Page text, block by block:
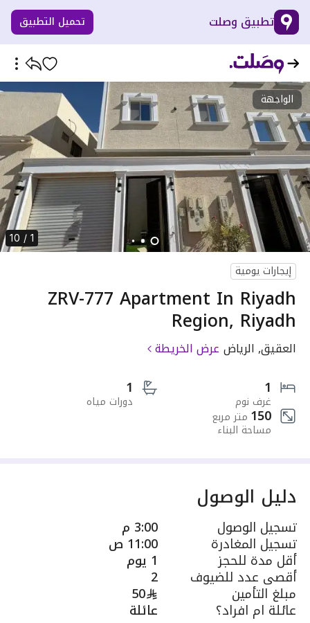
تطبيق وصلت تحميل التطبيق
الواجهة
1 / 10
إيجارات يومية
ZRV-777 Apartment In Riyadh
Region, Riyadh
العقيق, الرياض عرض الخريطة
1
غرف نوم
1
دورات مياه
150 متر مربع
مساحة البناء
دليل الوصول
تسجيل الوصول 3:00 م
تسجيل المغادرة 11:00 ص
أقل مدة للحجز 1 يوم
أقصى عدد للضيوف 2
مبلغ التأمين 50
عائلة ام افراد؟ عائلة